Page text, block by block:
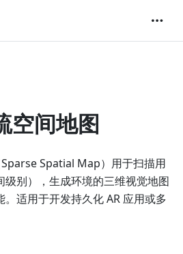
空间地图
Spatial Map）用于扫描用
级别），生成环境的三维视觉地图
适用于开发持久化 AR 应用或多